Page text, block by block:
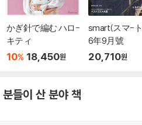
かぎ針で編む ハロ-
キティ
10% 18,450원
smart(スマ-
6年9月號
20,710원
들이 산 분야 책